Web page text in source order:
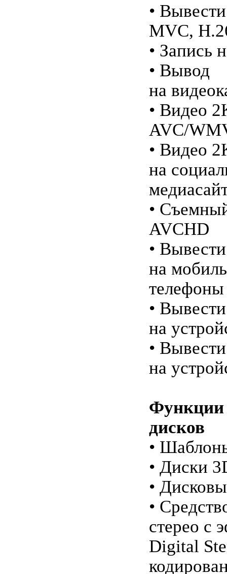
•
MVC,
• Запись
• Вывод
на
• Видео
AVC/
• Видео
на
•
AVCHD
• Вывести
на
телефоны
• Вывести
на
• Вывести
на
Функции
дисков
•
• Диски
•
•
стерео с
Digital